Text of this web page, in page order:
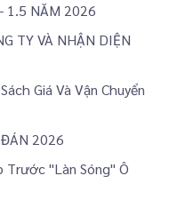
1.5 NĂM 2026
TY VÀ NHẬN DIỆN
Giá Và Vận Chuyển
ĐÁN 2026
Trước "Làn Sóng" Ô